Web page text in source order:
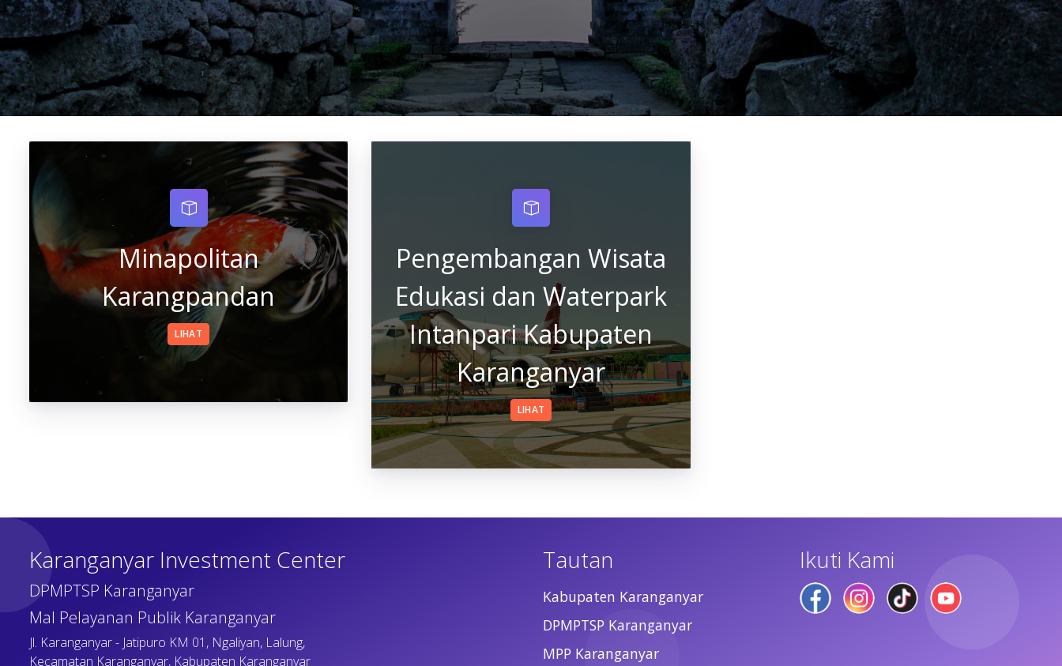
Minapolitan
Karangpandan
LIHAT
Pengembangan Wisata
Edukasi dan Waterpark
Intanpari Kabupaten
Karanganyar
LIHAT
Karanganyar Investment Center
DPMPTSP Karanganyar
Mal Pelayanan Publik Karanganyar
Jl. Karanganyar - Jatipuro KM 01, Ngaliyan, Lalung,
Kecamatan Karanganyar, Kabupaten Karanganyar
Tautan
Kabupaten Karanganyar
DPMPTSP Karanganyar
MPP Karanganyar
Ikuti Kami